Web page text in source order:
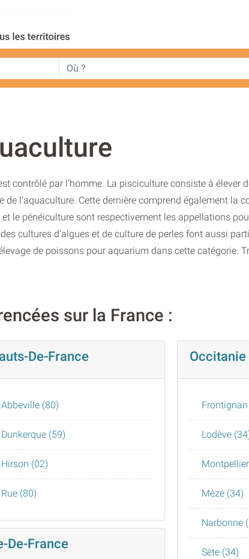
contrôlé par l’homme. La pisciculture consiste à élever
de l’aquaculture. Cette dernière comprend également la
le pénéiculture sont respectivement les appellations
cultures d’algues et de culture de perles font aussi
de poissons pour aquarium dans cette catégorie.
sur la France :
De-France
Abbeville (80)
Dunkerque (59)
Hirson (02)
Rue (80)
De-France
Occitanie
Lodève
Mèze (34)
Narbonne
Sète (34)